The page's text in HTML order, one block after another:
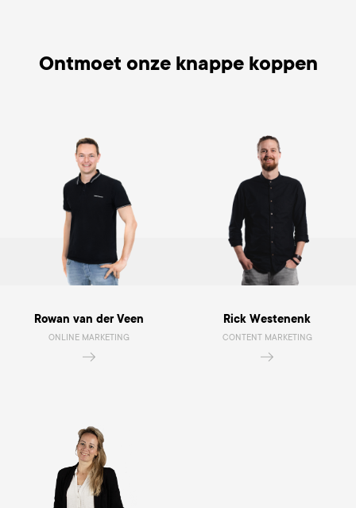
Ontmoet onze knappe koppen
Rowan van der Veen
ONLINE MARKETING
Rick Westenenk
CONTENT MARKETING